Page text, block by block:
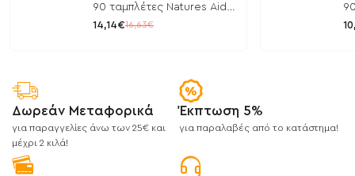
90 ταμπλέτες Natures Aid
/ Μέταλλα
14,14€16,63€
/
Δωρεάν Μεταφορικά
για παραγγελίες άνω των 25€ και
μέχρι 2 κιλά!
Έκπτωση 5%
για παραλαβές από το κατάστημα!